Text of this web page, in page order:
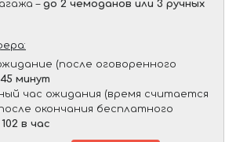
– до 2 чемоданов или 3 ручных
(после оговоренного
минут
час ожидания (время считается
окончания бесплатного
в час